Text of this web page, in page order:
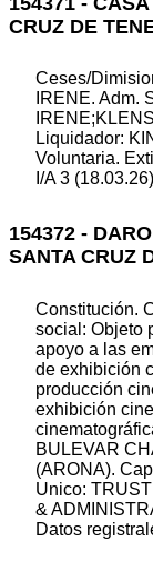
CRUZ DE
Ceses/
IRENE. Adm.
Liquidador:
Voluntaria.
I/A 3
154372 -
SANTA CRUZ
Constitución.
social: Objeto
apoyo a las
de exhibición
producción
exhibición
BULEVAR
(ARONA).
Unico:
&
Datos